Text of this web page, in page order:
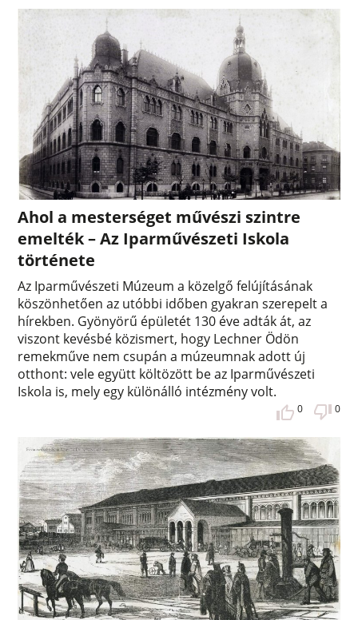
Ahol a mesterséget művészi szintre
emelték – Az Iparművészeti Iskola
története
Az Iparművészeti Múzeum a közelgő felújításának
köszönhetően az utóbbi időben gyakran szerepelt a
hírekben. Gyönyörű épületét 130 éve adták át, az
viszont kevésbé közismert, hogy Lechner Ödön
remekműve nem csupán a múzeumnak adott új
otthont: vele együtt költözött be az Iparművészeti
Iskola is, mely egy különálló intézmény volt.
0 0